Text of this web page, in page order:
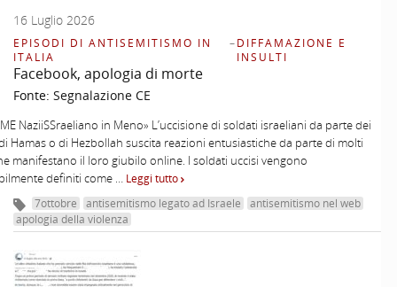
16 Luglio 2026
EPISODI DI ANTISEMITISMO IN
ITALIA
–DIFFAMAZIONE E
INSULTI
Facebook, apologia di morte
Fonte: Segnalazione CE
NaziiSSraeliano in Meno» L’uccisione di soldati israeliani da parte dei
Hamas o di Hezbollah suscita reazioni entusiastiche da parte di molti
manifestano il loro giubilo online. I soldati uccisi vengono
definiti come … Leggi tutto
7ottobre antisemitismo legato ad Israele
antisemitismo nel web
apologia della violenza